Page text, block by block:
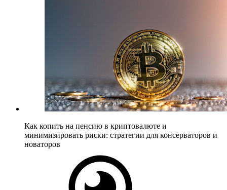
Как копить на пенсию в криптовалюте и
минимизировать риски: стратегии для консерваторов и
новаторов